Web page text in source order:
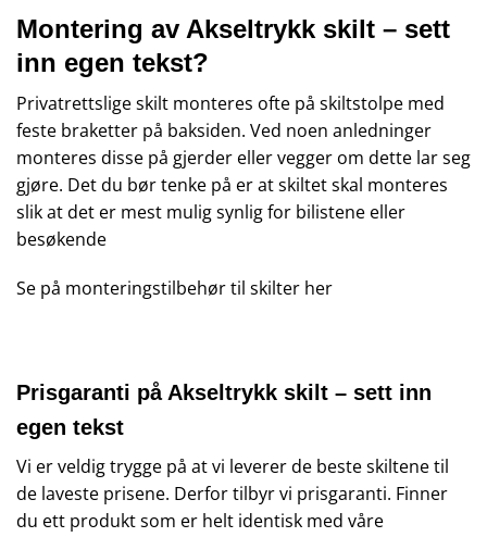
Montering av Akseltrykk skilt – sett
inn egen tekst?
Privatrettslige skilt monteres ofte på skiltstolpe med
feste braketter på baksiden. Ved noen anledninger
monteres disse på gjerder eller vegger om dette lar seg
gjøre. Det du bør tenke på er at skiltet skal monteres
slik at det er mest mulig synlig for bilistene eller
besøkende
Se på monteringstilbehør til skilter her
Prisgaranti på Akseltrykk skilt – sett inn
egen tekst
Vi er veldig trygge på at vi leverer de beste skiltene til
de laveste prisene. Derfor tilbyr vi prisgaranti. Finner
du ett produkt som er helt identisk med våre